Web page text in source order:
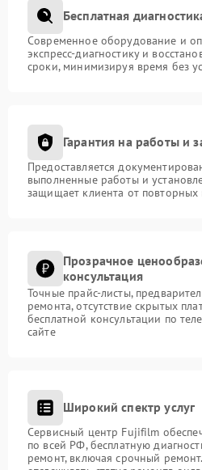
Бесплатная
Современное оборудование и
экспресс-диагностику и
сроки, минимизируя время без
Гарантия на работы и
Предоставляется
выполненные работы и
защищает клиента от повторных
Прозрачное
консультация
Точные прайс-листы,
ремонта, отсутствие скрытых
бесплатной консультации по
сайте
Широкий спектр услуг
Сервисный центр Fujifilm
по всей РФ, бесплатную
ремонт, включая срочный